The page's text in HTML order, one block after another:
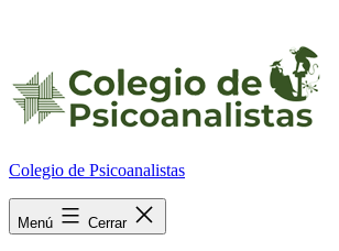
Colegio de Psicoanalistas
Menú Cerrar